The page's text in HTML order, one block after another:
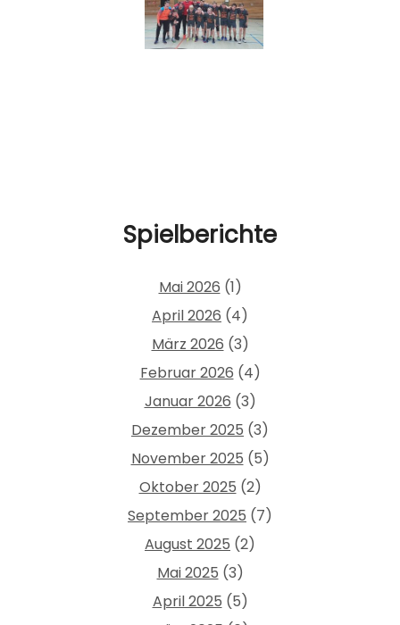
Spielberichte
Mai 2026 (1)
April 2026 (4)
März 2026 (3)
Februar 2026 (4)
Januar 2026 (3)
Dezember 2025 (3)
November 2025 (5)
Oktober 2025 (2)
September 2025 (7)
August 2025 (2)
Mai 2025 (3)
April 2025 (5)